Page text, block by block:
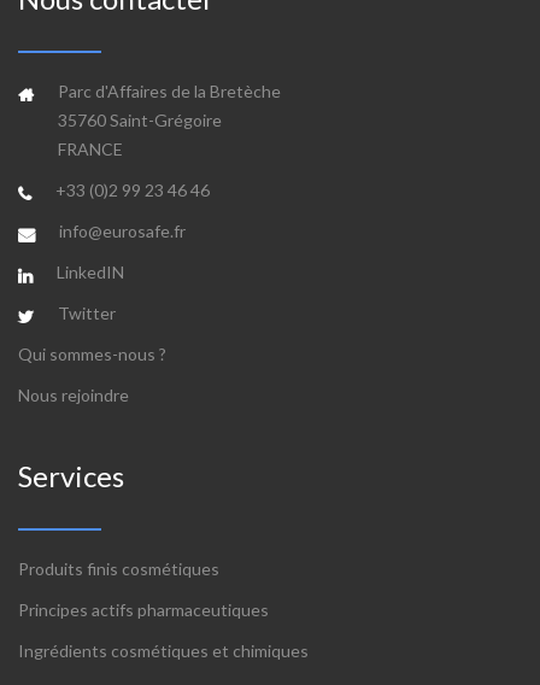
Parc d'Affaires de la Bretèche
35760 Saint-Grégoire
FRANCE
+33 (0)2 99 23 46 46
info@eurosafe.fr
LinkedIN
Twitter
Qui sommes-nous ?
Nous rejoindre
Services
Produits finis cosmétiques
Principes actifs pharmaceutiques
Ingrédients cosmétiques et chimiques